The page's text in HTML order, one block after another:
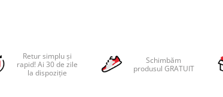
Retur simplu și
rapid! Ai 30 de zile
la dispoziție
Schimbăm
produsul GRATUIT